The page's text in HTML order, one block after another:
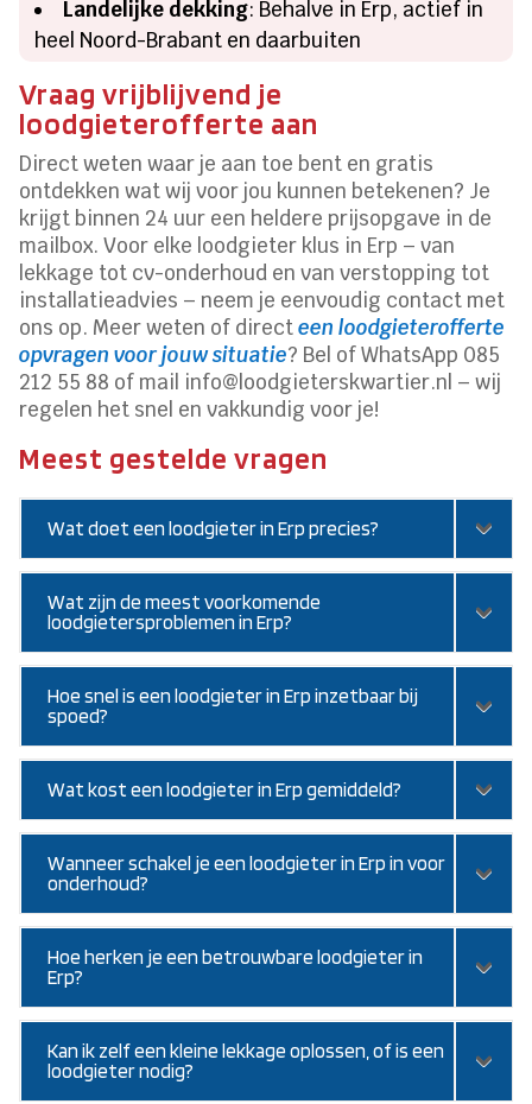
Landelijke dekking: Behalve in Erp, actief in
heel Noord-Brabant en daarbuiten
Vraag vrijblijvend je
loodgieterofferte aan
Direct weten waar je aan toe bent en gratis
ontdekken wat wij voor jou kunnen betekenen? Je
krijgt binnen 24 uur een heldere prijsopgave in de
mailbox. Voor elke loodgieter klus in Erp – van
lekkage tot cv-onderhoud en van verstopping tot
installatieadvies – neem je eenvoudig contact met
ons op. Meer weten of directeen loodgieterofferte
opvragen voor jouw situatie? Bel of WhatsApp 085
212 55 88 of mail info@loodgieterskwartier.nl – wij
regelen het snel en vakkundig voor je!
Meest gestelde vragen
Wat doet een loodgieter in Erp precies?
Wat zijn de meest voorkomende
loodgietersproblemen in Erp?
Hoe snel is een loodgieter in Erp inzetbaar bij
spoed?
Wat kost een loodgieter in Erp gemiddeld?
Wanneer schakel je een loodgieter in Erp in voor
onderhoud?
Hoe herken je een betrouwbare loodgieter in
Erp?
Kan ik zelf een kleine lekkage oplossen, of is een
loodgieter nodig?